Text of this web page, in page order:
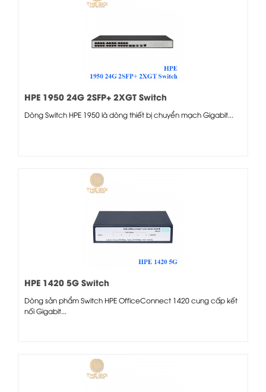
HPE 1950 24G 2SFP+ 2XGT Switch
Dòng Switch HPE 1950 là dòng thiết bị chuyển mạch Gigabit...
HPE 1420 5G Switch
Dòng sản phẩm Switch HPE OfficeConnect 1420 cung cấp kết
nối Gigabit...